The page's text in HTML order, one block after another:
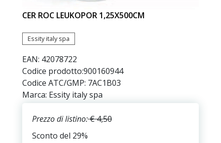
CER ROC LEUKOPOR 1,25X500CM
Essity italy spa
EAN: 42078722
Codice prodotto:900160944
Codice ATC/GMP: 7AC1B03
Marca: Essity italy spa
Prezzo di listino:€ 4,50
Sconto del 29%